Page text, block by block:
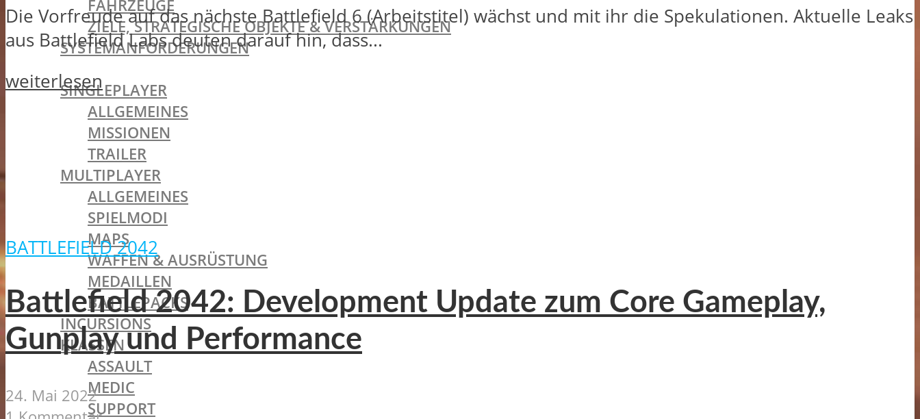
FAHRZEUGE
ZIELE, STRATEGISCHE OBJEKTE & VERSTÄRKUNGEN
SYSTEMANFORDERUNGEN
BATTLEFIELD 1
SINGLEPLAYER
ALLGEMEINES
MISSIONEN
TRAILER
MULTIPLAYER
ALLGEMEINES
SPIELMODI
MAPS
WAFFEN & AUSRÜSTUNG
MEDAILLEN
BATTLEPACKS
INCURSIONS
KLASSEN
ASSAULT
MEDIC
SUPPORT
Die Vorfreude auf das nächste Battlefield 6 (Arbeitstitel) wächst und mit ihr die Spekulationen. Aktuelle Leaks
aus Battlefield Labs deuten darauf hin, dass...
weiterlesen
BATTLEFIELD 2042
Battlefield 2042: Development Update zum Core Gameplay,
Gunplay und Performance
24. Mai 2022